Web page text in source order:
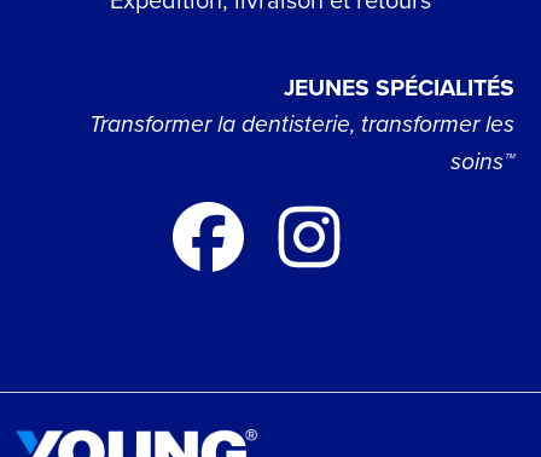
JEUNES SPÉCIALITÉS
Transformer la dentisterie, transformer les
soins™